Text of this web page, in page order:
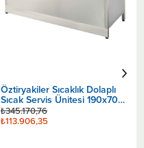
Öztiryakiler Sıcaklık Dolaplı
Sıcak Servis Ünitesi 190x70
Cm
₺113.906,35
₺345.170,76